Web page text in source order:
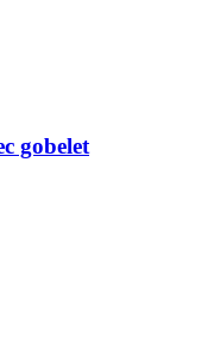
gobelet